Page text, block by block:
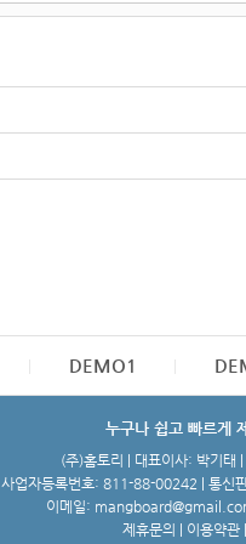
DEMO1
누구나 쉽고 빠르게
(주)홈토리 | 대표이사: 박기태
사업자등록번호: 811-88-00242 | 통신
이메일:
제휴문의
이용약관